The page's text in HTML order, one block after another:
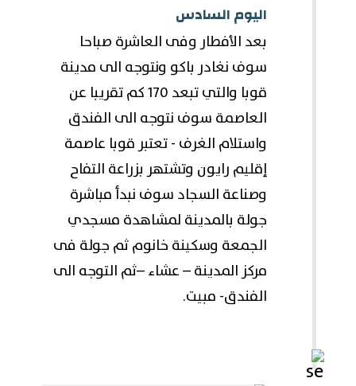
اليوم السادس
بعد الأفطار وفى العاشرة صباحا
سوف نغادر باكو ونتوجه الى مدينة
قوبا والتي تبعد 170 كم تقريبا عن
العاصمة سوف نتوجه الى الفندق
واستلام الغرف - تعتبر قوبا عاصمة
إقليم رايون وتشتهر بزراعة التفاح
وصناعة السجاد سوف نبدأ مباشرة
جولة بالمدينة لمشاهدة مسجدي
الجمعة وسكينة خانوم ثم جولة فى
مركز المدينة – عشاء –ثم التوجه الى
الفندق- مبيت.